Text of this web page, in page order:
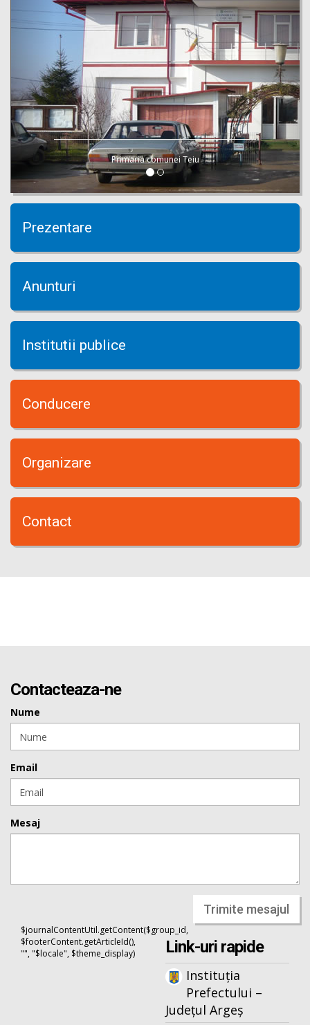
Primaria comunei Teiu
Prezentare
Anunturi
Institutii publice
Conducere
Organizare
Contact
Contacteaza-ne
Nume
Email
Mesaj
Trimite mesajul
$journalContentUtil.getContent($group_id,
$footerContent.getArticleId(),
"", "$locale", $theme_display)
Link-uri rapide
Instituția
Prefectului –
Județul Argeș